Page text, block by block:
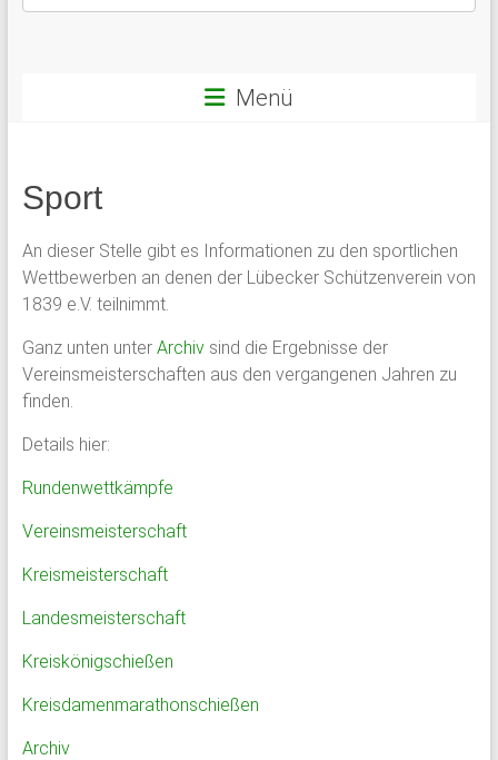
Menü
Sport
An dieser Stelle gibt es Informationen zu den sportlichen
Wettbewerben an denen der Lübecker Schützenverein von
1839 e.V. teilnimmt.
Ganz unten unter Archivsind die Ergebnisse der
Vereinsmeisterschaften aus den vergangenen Jahren zu
finden.
Details hier:
Rundenwettkämpfe
Vereinsmeisterschaft
Kreismeisterschaft
Landesmeisterschaft
Kreiskönigschießen
Kreisdamenmarathonschießen
Archiv